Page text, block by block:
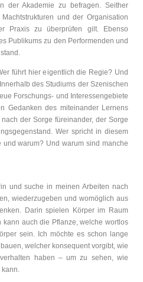
der Akademie zu befragen. Seither
und der Organisation
Praxis zu überprüfen gilt. Ebenso
Publikums zu den Performenden und
führt hier eigentlich die Regie? Und
des Studiums der Szenischen
Forschungs- und Interessengebiete
Gedanken des miteinander Lernens
der Sorge füreinander, der Sorge
Wer spricht in diesem
und warum? Und warum sind manche
und suche in meinen Arbeiten nach
wiederzugeben und womöglich aus
Darin spielen Körper im Raum
auch die Pflanze, welche wortlos
sein. Ich möchte es schon lange
welcher konsequent vorgibt, wie
haben – um zu sehen, wie
kann.